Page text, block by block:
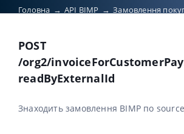
Головна → API BIMP → Замовлення
POST
/org2/
readByExternalId
Знаходить замовлення BIMP по